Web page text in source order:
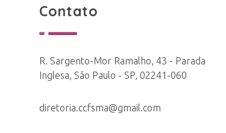
Contato
R. Sargento-Mor Ramalho, 43 - Parada
Inglesa, São Paulo - SP, 02241-060
diretoria.ccfsma@gmail.com